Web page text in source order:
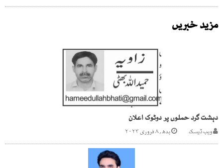
مزید خبریں
دہشت گرد حملوں پر دوٹوک اعلان
ویب ڈیسک بدھ, ۸ فروری ۲۰۲۳